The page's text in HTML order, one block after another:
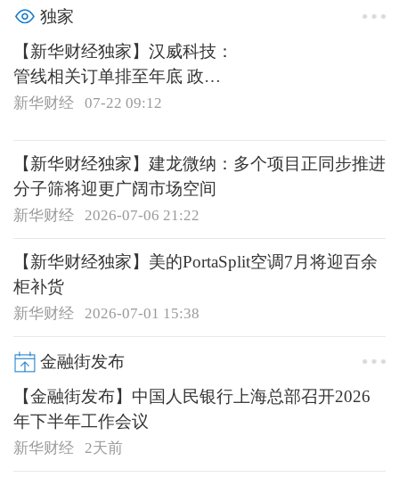
独家
【新华财经独家】汉威科技：
管线相关订单排至年底 政策
红利仍处于释放期
新华财经 07-22 09:12
【新华财经独家】建龙微纳：多个项目正同步推进
分子筛将迎更广阔市场空间
新华财经 2026-07-06 21:22
【新华财经独家】美的PortaSplit空调7月将迎百余
柜补货
新华财经 2026-07-01 15:38
金融街发布
【金融街发布】中国人民银行上海总部召开2026
年下半年工作会议
新华财经 2天前